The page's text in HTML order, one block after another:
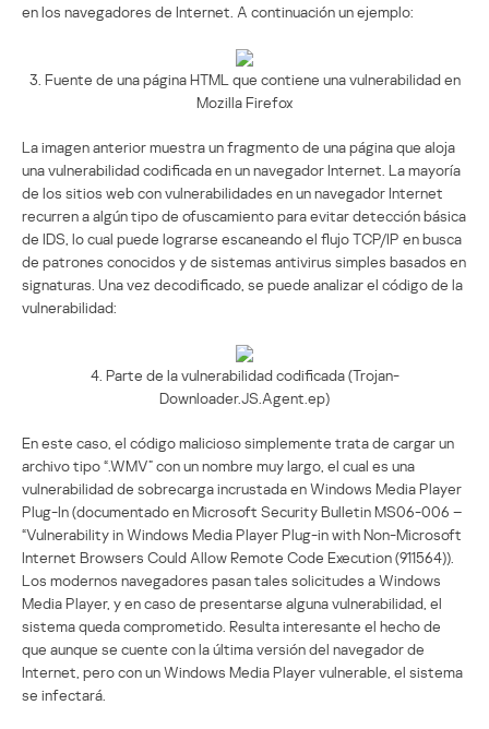
en los navegadores de Internet. A continuación un ejemplo:
3. Fuente de una página HTML que contiene una vulnerabilidad en
Mozilla Firefox
La imagen anterior muestra un fragmento de una página que aloja
una vulnerabilidad codificada en un navegador Internet. La mayoría
de los sitios web con vulnerabilidades en un navegador Internet
recurren a algún tipo de ofuscamiento para evitar detección básica
de IDS, lo cual puede lograrse escaneando el flujo TCP/IP en busca
de patrones conocidos y de sistemas antivirus simples basados en
signaturas. Una vez decodificado, se puede analizar el código de la
vulnerabilidad:
4. Parte de la vulnerabilidad codificada (Trojan-
Downloader.JS.Agent.ep)
En este caso, el código malicioso simplemente trata de cargar un
archivo tipo “.WMV” con un nombre muy largo, el cual es una
vulnerabilidad de sobrecarga incrustada en Windows Media Player
Plug-In (documentado en Microsoft Security Bulletin MS06-006 –
“Vulnerability in Windows Media Player Plug-in with Non-Microsoft
Internet Browsers Could Allow Remote Code Execution (911564)).
Los modernos navegadores pasan tales solicitudes a Windows
Media Player, y en caso de presentarse alguna vulnerabilidad, el
sistema queda comprometido. Resulta interesante el hecho de
que aunque se cuente con la última versión del navegador de
Internet, pero con un Windows Media Player vulnerable, el sistema
se infectará.